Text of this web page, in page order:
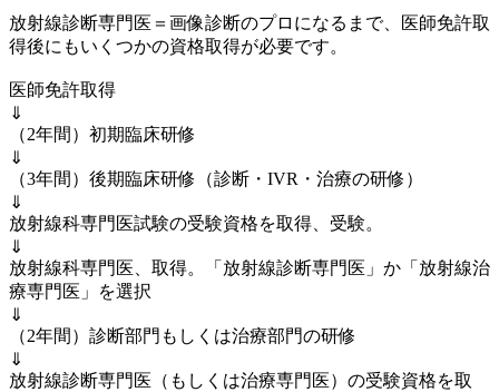
放射線診断専門医＝画像診断のプロになるまで、医師免許取
得後にもいくつかの資格取得が必要です。
医師免許取得
⇓
（2年間）初期臨床研修
⇓
（3年間）後期臨床研修（診断・IVR・治療の研修）
⇓
放射線科専門医試験の受験資格を取得、受験。
⇓
放射線科専門医、取得。「放射線診断専門医」か「放射線治
療専門医」を選択
⇓
（2年間）診断部門もしくは治療部門の研修
⇓
放射線診断専門医（もしくは治療専門医）の受験資格を取